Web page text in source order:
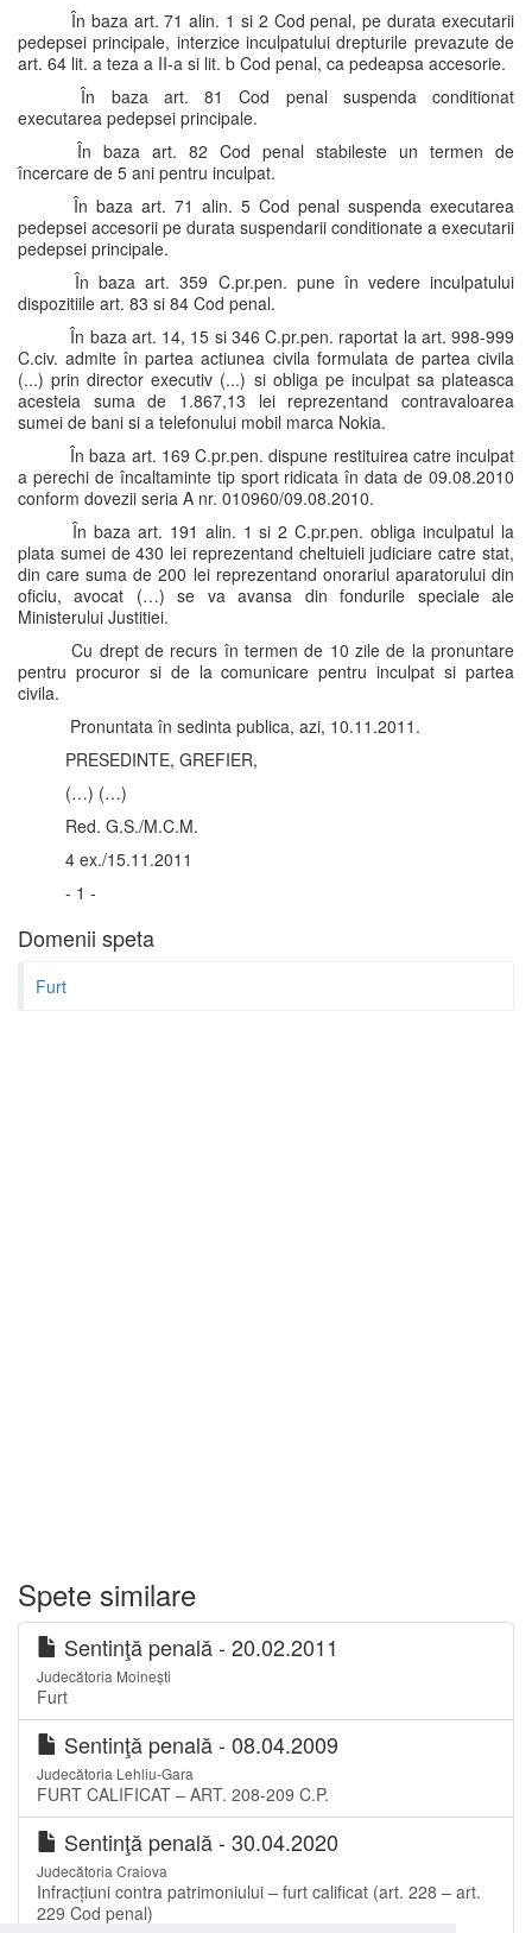
În baza art. 71 alin. 1 si 2 Cod penal, pe durata executarii
pedepsei principale, interzice inculpatului drepturile prevazute de
art. 64 lit. a teza a II-a si lit. b Cod penal, ca pedeapsa accesorie.
În baza art. 81 Cod penal suspenda conditionat
executarea pedepsei principale.
În baza art. 82 Cod penal stabileste un termen de
încercare de 5 ani pentru inculpat.
În baza art. 71 alin. 5 Cod penal suspenda executarea
pedepsei accesorii pe durata suspendarii conditionate a executarii
pedepsei principale.
În baza art. 359 C.pr.pen. pune în vedere inculpatului
dispozitiile art. 83 si 84 Cod penal.
În baza art. 14, 15 si 346 C.pr.pen. raportat la art. 998-999
C.civ. admite în partea actiunea civila formulata de partea civila
(...) prin director executiv (...) si obliga pe inculpat sa plateasca
acesteia suma de 1.867,13 lei reprezentand contravaloarea
sumei de bani si a telefonului mobil marca Nokia.
În baza art. 169 C.pr.pen. dispune restituirea catre inculpat
a perechi de încaltaminte tip sport ridicata în data de 09.08.2010
conform dovezii seria A nr. 010960/09.08.2010.
În baza art. 191 alin. 1 si 2 C.pr.pen. obliga inculpatul la
plata sumei de 430 lei reprezentand cheltuieli judiciare catre stat,
din care suma de 200 lei reprezentand onorariul aparatorului din
oficiu, avocat (…) se va avansa din fondurile speciale ale
Ministerului Justitiei.
Cu drept de recurs în termen de 10 zile de la pronuntare
pentru procuror si de la comunicare pentru inculpat si partea
civila.
Pronuntata în sedinta publica, azi, 10.11.2011.
PRESEDINTE, GREFIER,
(…) (…)
Red. G.S./M.C.M.
4 ex./15.11.2011
- 1 -
Domenii speta
Furt
Spete similare
Sentinţă penală - 20.02.2011
Judecătoria Moinești
Furt
Sentinţă penală - 08.04.2009
Judecătoria Lehliu-Gara
FURT CALIFICAT – ART. 208-209 C.P.
Sentinţă penală - 30.04.2020
Judecătoria Craiova
Infracțiuni contra patrimoniului – furt calificat (art. 228 – art.
229 Cod penal)